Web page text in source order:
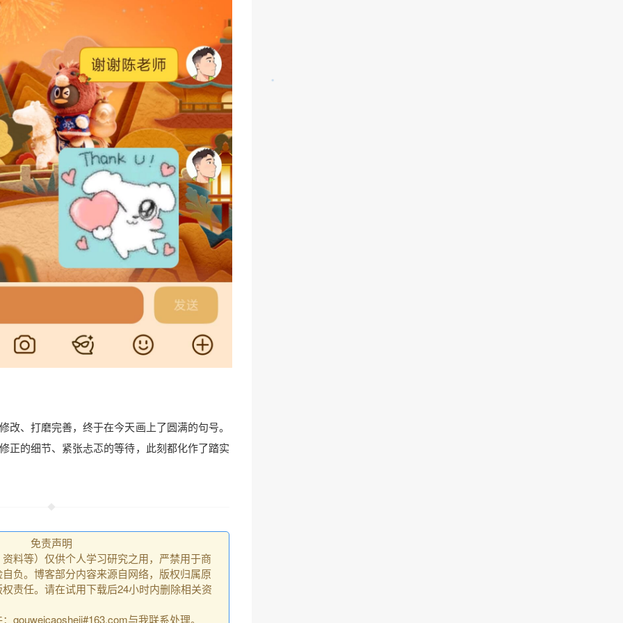
改、打磨完善，终于在今天画上了圆满的句号。
正的细节、紧张忐忑的等待，此刻都化作了踏实
免责声明
料等）仅供个人学习研究之用，严禁用于商
负。博客部分内容来源自网络，版权归属原
责任。请在试用下载后24小时内删除相关资
gouweicaosheji#163.com与我联系处理。